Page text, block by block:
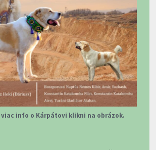
viac info o Kárpátovi klikni na obrázok.